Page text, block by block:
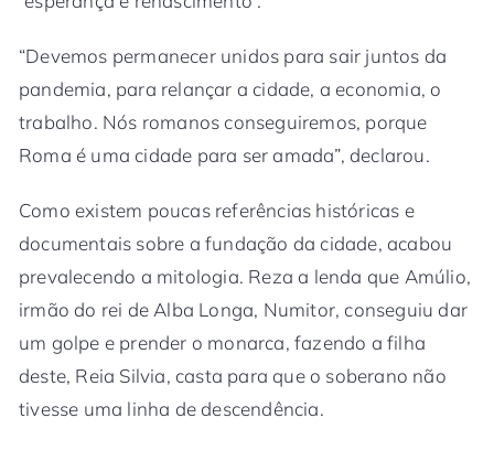
“Devemos permanecer unidos para sair juntos da
pandemia, para relançar a cidade, a economia, o
trabalho. Nós romanos conseguiremos, porque
Roma é uma cidade para ser amada”, declarou.
Como existem poucas referências históricas e
documentais sobre a fundação da cidade, acabou
prevalecendo a mitologia. Reza a lenda que Amúlio,
irmão do rei de Alba Longa, Numitor, conseguiu dar
um golpe e prender o monarca, fazendo a filha
deste, Reia Silvia, casta para que o soberano não
tivesse uma linha de descendência.